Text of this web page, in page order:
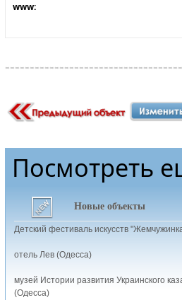
www:
Посмотреть
Новые объекты
Детский фестиваль искусств
отель Лев (Одесса)
музей Истории развития Украинского
(Одесса)